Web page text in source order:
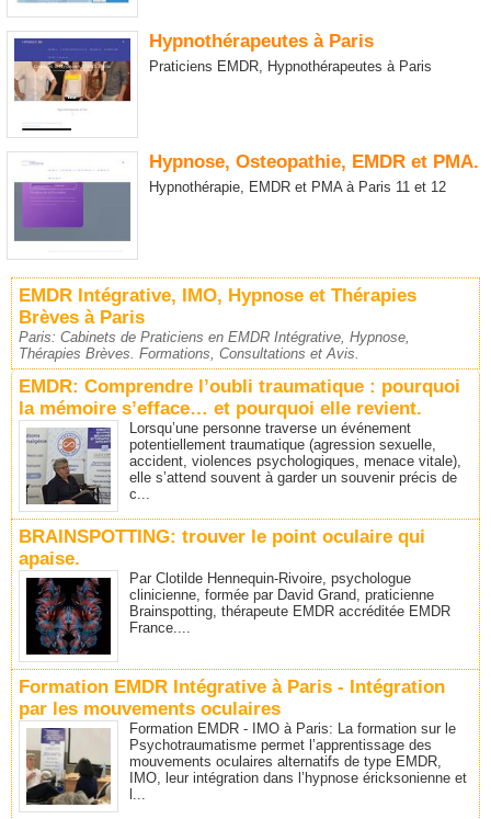
Hypnothérapeutes à Paris
Praticiens EMDR, Hypnothérapeutes à Paris
Hypnose, Osteopathie, EMDR et PMA.
Hypnothérapie, EMDR et PMA à Paris 11 et 12
EMDR Intégrative, IMO, Hypnose et Thérapies
Brèves à Paris
Paris: Cabinets de Praticiens en EMDR Intégrative, Hypnose,
Thérapies Brèves. Formations, Consultations et Avis.
EMDR: Comprendre l’oubli traumatique : pourquoi
la mémoire s’efface… et pourquoi elle revient.
Lorsqu’une personne traverse un événement
potentiellement traumatique (agression sexuelle,
accident, violences psychologiques, menace vitale),
elle s’attend souvent à garder un souvenir précis de
c...
BRAINSPOTTING: trouver le point oculaire qui
apaise.
Par Clotilde Hennequin-Rivoire, psychologue
clinicienne, formée par David Grand, praticienne
Brainspotting, thérapeute EMDR accréditée EMDR
France....
Formation EMDR Intégrative à Paris - Intégration
par les mouvements oculaires
Formation EMDR - IMO à Paris: La formation sur le
Psychotraumatisme permet l’apprentissage des
mouvements oculaires alternatifs de type EMDR,
IMO, leur intégration dans l’hypnose éricksonienne et
l...